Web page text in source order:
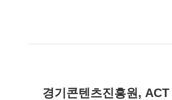
경기콘텐츠진흥원,